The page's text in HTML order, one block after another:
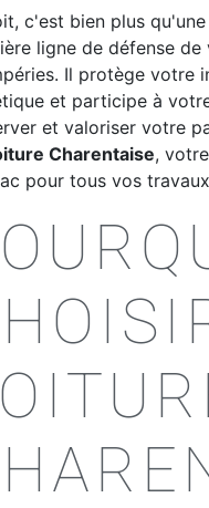
c'est bien plus
ligne de défense
Il protège votre
et participe à
et valoriser votre
Charentaise,
pour tous vos